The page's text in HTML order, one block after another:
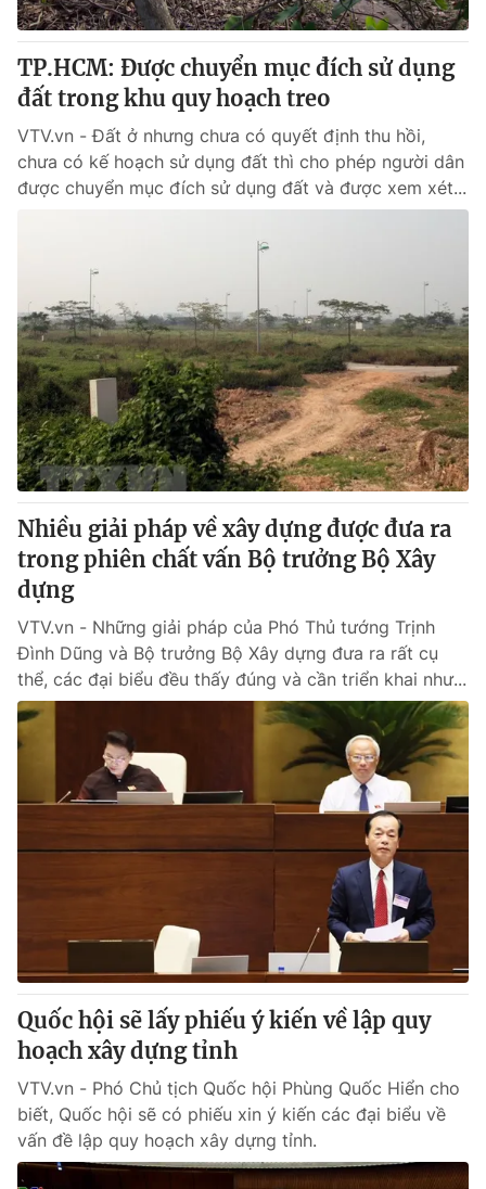
TP.HCM: Được chuyển mục đích sử dụng
đất trong khu quy hoạch treo
VTV.vn - Đất ở nhưng chưa có quyết định thu hồi,
chưa có kế hoạch sử dụng đất thì cho phép người dân
được chuyển mục đích sử dụng đất và được xem xét...
Nhiều giải pháp về xây dựng được đưa ra
trong phiên chất vấn Bộ trưởng Bộ Xây
dựng
VTV.vn - Những giải pháp của Phó Thủ tướng Trịnh
Đình Dũng và Bộ trưởng Bộ Xây dựng đưa ra rất cụ
thể, các đại biểu đều thấy đúng và cần triển khai như...
Quốc hội sẽ lấy phiếu ý kiến về lập quy
hoạch xây dựng tỉnh
VTV.vn - Phó Chủ tịch Quốc hội Phùng Quốc Hiển cho
biết, Quốc hội sẽ có phiếu xin ý kiến các đại biểu về
vấn đề lập quy hoạch xây dựng tỉnh.